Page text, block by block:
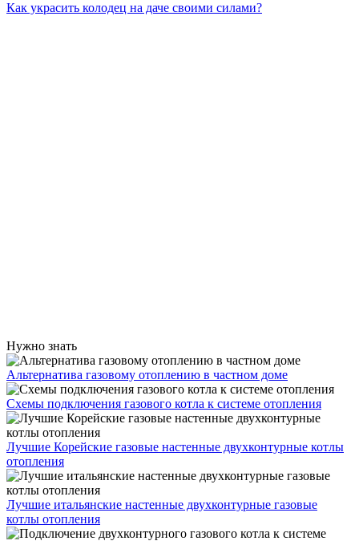
Как украсить колодец на даче своими силами?
Нужно знать
Альтернатива газовому отоплению в частном доме
Схемы подключения газового котла к системе отопления
Лучшие Корейские газовые настенные двухконтурные котлы
отопления
Лучшие итальянские настенные двухконтурные газовые
котлы отопления